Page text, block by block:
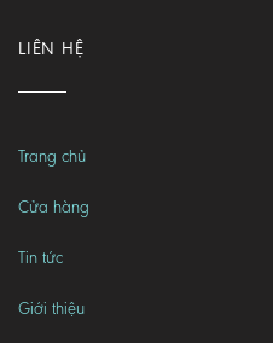
LIÊN HỆ
Trang chủ
Cửa hàng
Tin tức
Giới thiệu